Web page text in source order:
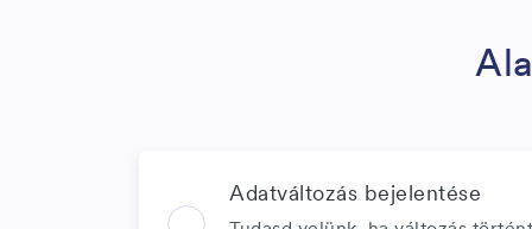
Adatváltozás bejelentése